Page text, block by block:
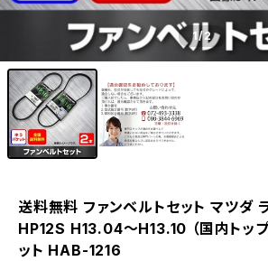
1/2
送料無料 ファンベルトセット マツダ
HP12S H13.04～H13.10 （国内トッ
ット HAB-1216